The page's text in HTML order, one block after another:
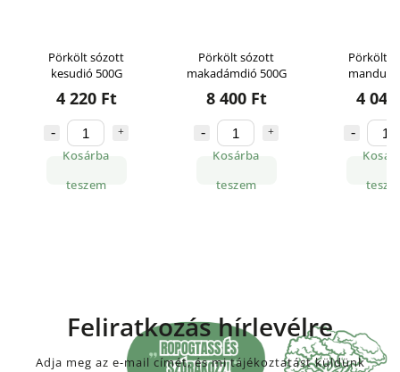
Pörkölt sózott
kesudió 500G
4 220 Ft
Kosárba
teszem
Pörkölt sózott
makadámdió 500G
8 400 Ft
Kosárba
teszem
Pörkölt
mandula
4
Feliratkozás hírlevélre
Adja meg az e-mail címét, és mi tájékoztatást küldünk